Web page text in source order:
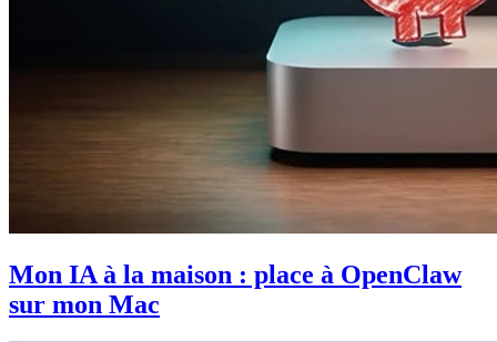
Mon IA à la maison : place à OpenClaw
sur mon Mac